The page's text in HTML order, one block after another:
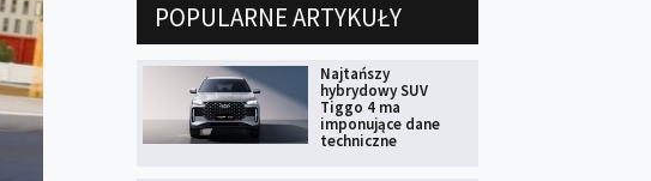
POPULARNE ARTYKUŁY
Najtańszy
hybrydowy SUV
Tiggo 4 ma
imponujące dane
techniczne